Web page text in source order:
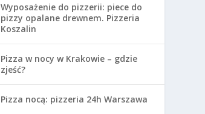
Wyposażenie do pizzerii: piece do
pizzy opalane drewnem. Pizzeria
Koszalin
Pizza w nocy w Krakowie – gdzie
zjeść?
Pizza nocą: pizzeria 24h Warszawa